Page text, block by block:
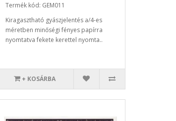
Termék kód: GEM011
Kiragasztható gyászjelentés a/4-es
méretben minőségi fényes papírra
nyomtatva fekete kerettel nyomta..
+ KOSÁRBA